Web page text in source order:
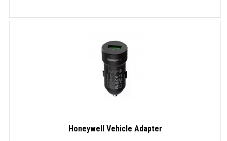
Honeywell Vehicle Adapter